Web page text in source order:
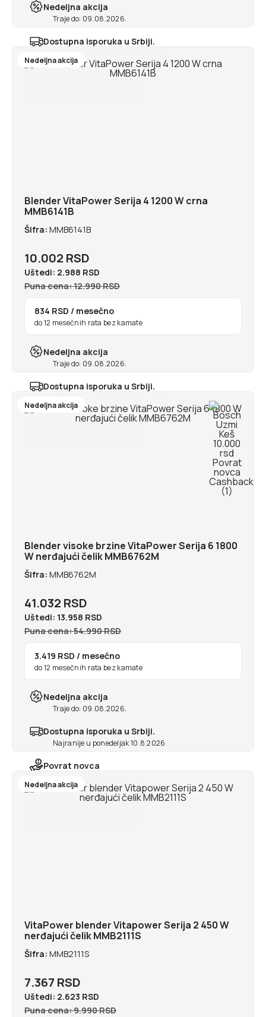
Nedeljna akcija
Traje do: 09.08.2026.
Dostupna isporuka u Srbiji.
Nedeljna akcija
Blender VitaPower Serija 4 1200 W crna
MMB6141B
Šifra: MMB6141B
10.002 RSD
Uštedi: 2.988 RSD
Puna cena: 12.990 RSD
834 RSD / mesečno
do 12 mesečnih rata bez kamate
Nedeljna akcija
Traje do: 09.08.2026.
Dostupna isporuka u Srbiji.
Nedeljna akcija
Blender visoke brzine VitaPower Serija 6 1800
W nerđajući čelik MMB6762M
Šifra: MMB6762M
41.032 RSD
Uštedi: 13.958 RSD
Puna cena: 54.990 RSD
3.419 RSD / mesečno
do 12 mesečnih rata bez kamate
Nedeljna akcija
Traje do: 09.08.2026.
Dostupna isporuka u Srbiji.
Najranije u ponedeljak 10.8.2026
Povrat novca
Nedeljna akcija
VitaPower blender Vitapower Serija 2 450 W
nerđajući čelik MMB2111S
Šifra: MMB2111S
7.367 RSD
Uštedi: 2.623 RSD
Puna cena: 9.990 RSD